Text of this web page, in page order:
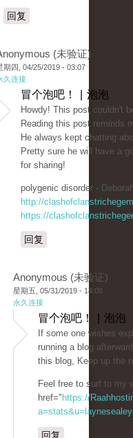
回复
(未验证)
期四, 04/25/2019 - 03:07
久连接
冒个泡吧！ | 泡泡
Howdy! This post couldn't
Reading this post reminds
He always kept chatting
Pretty sure he will have a
for sharing!
polygenic disorder -
http://
https://
回复
Anonymous (未验证)
星期五, 05/31/2019 - 14:08
永久连接
冒个泡吧！ | 泡泡
If some one wishes
running a blog
this blog, Keep up the
Feel free to surf to my
href=" https://
回复